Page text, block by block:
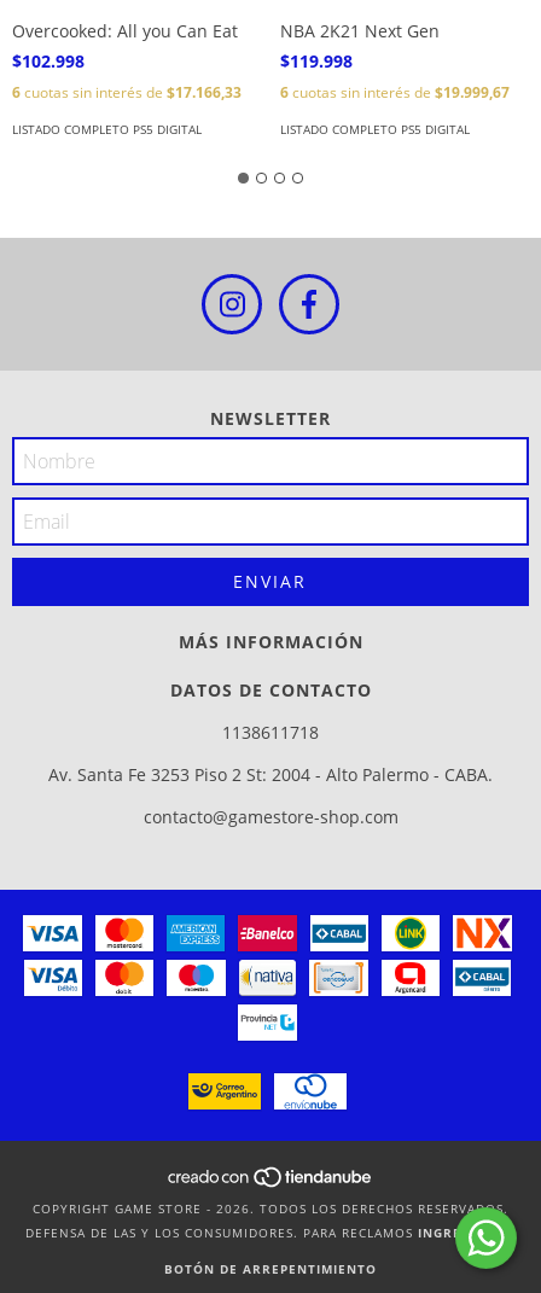
Overcooked: All you Can Eat
$102.998
6cuotas sin interés de $17.166,33
LISTADO COMPLETO PS5 DIGITAL
NBA 2K21 Next Gen
$119.998
6cuotas sin interés de $19.999,67
LISTADO COMPLETO PS5 DIGITAL
NEWSLETTER
MÁS INFORMACIÓN
DATOS DE CONTACTO
1138611718
Av. Santa Fe 3253 Piso 2 St: 2004 - Alto Palermo - CABA.
contacto@gamestore-shop.com
COPYRIGHT GAME STORE - 2026. TODOS LOS DERECHOS RESERVADOS.
DEFENSA DE LAS Y LOS CONSUMIDORES. PARA RECLAMOS INGRESÁ ACÁ.
BOTÓN DE ARREPENTIMIENTO